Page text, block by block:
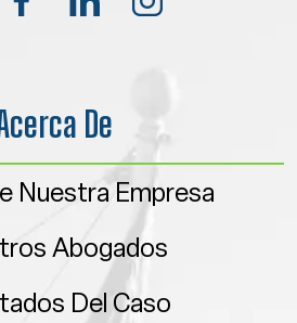
De
Nuestra Empresa
Abogados
Del Caso